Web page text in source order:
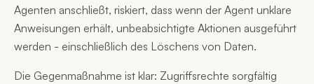
Agenten anschließt, riskiert, dass wenn der Agent unklare
Anweisungen erhält, unbeabsichtigte Aktionen ausgeführt
werden - einschließlich des Löschens von Daten.
Die Gegenmaßnahme ist klar: Zugriffsrechte sorgfältig